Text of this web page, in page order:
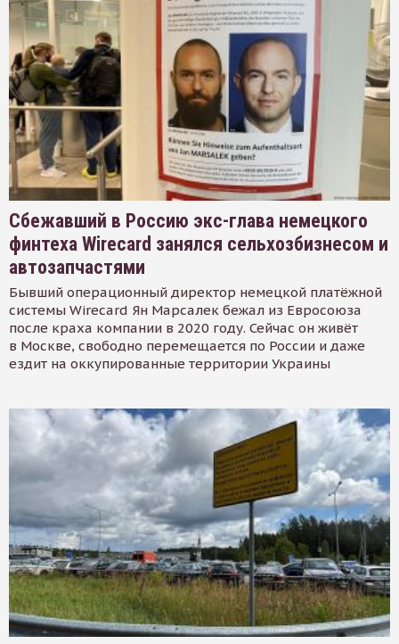
Сбежавший в Россию экс-глава немецкого
финтеха Wirecard занялся сельхозбизнесом и
автозапчастями
Бывший операционный директор немецкой платёжной
системы Wirecard Ян Марсалек бежал из Евросоюза
после краха компании в 2020 году. Сейчас он живёт
в Москве, свободно перемещается по России и даже
ездит на оккупированные территории Украины